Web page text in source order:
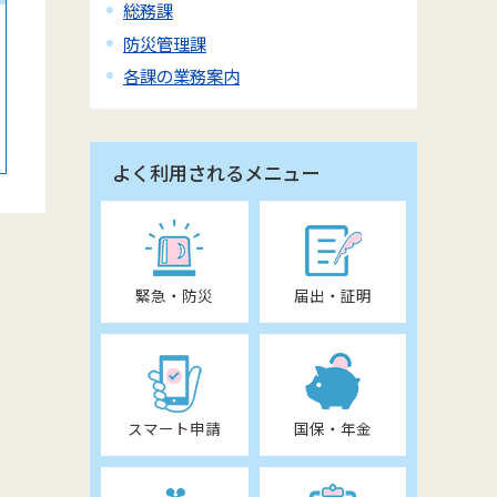
総務課
防災管理課
各課の業務案内
よく利用されるメニュー
緊急・防災 届出・証明
スマート申請 国保・年金